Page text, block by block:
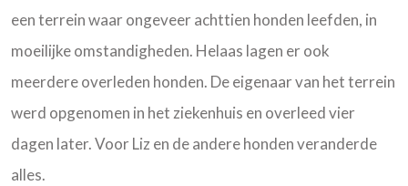
een terrein waar ongeveer achttien honden leefden, in
moeilijke omstandigheden. Helaas lagen er ook
meerdere overleden honden. De eigenaar van het terrein
werd opgenomen in het ziekenhuis en overleed vier
dagen later. Voor Liz en de andere honden veranderde
alles.